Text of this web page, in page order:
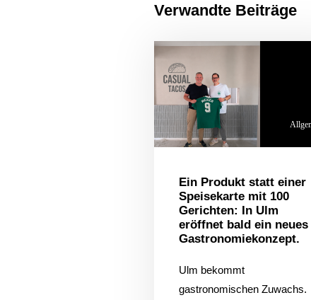
Verwandte Beiträge
Ein Produkt statt einer
Speisekarte mit 100
Gerichten: In Ulm
eröffnet bald ein neues
Gastronomiekonzept.
Ulm bekommt
gastronomischen Zuwachs.